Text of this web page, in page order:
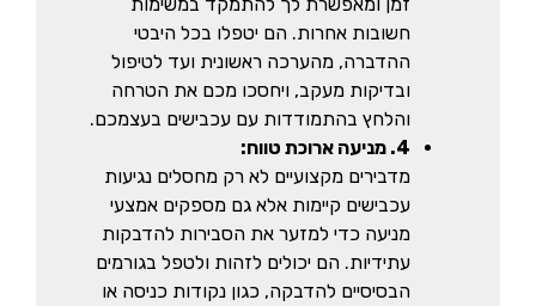
חשובות אחרות. הם יטפלו בכל היבטי
ההדברה, מהערכה ראשונית ועד לטיפול
ובדיקות מעקב, ויחסכו מכם את הטרחה
והלחץ בהתמודדות עם עכבישים בעצמכם.
4. מניעה ארוכת טווח:
מדבירים מקצועיים לא רק מחסלים נגיעות
עכבישים קיימות אלא גם מספקים אמצעי
מניעה כדי למזער את הסבירות להדבקות
עתידיות. הם יכולים לזהות ולטפל בגורמים
הבסיסיים להדבקה, כגון נקודות כניסה או